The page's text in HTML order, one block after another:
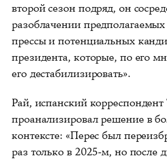
второй сезон подряд, он
разоблачении
прессы и потенциальных
президента, которые, по его
его дестабилизировать».
Рай, испанский
проанализировал решение в
контексте: «Перес был
раз только в 2025-м, но после